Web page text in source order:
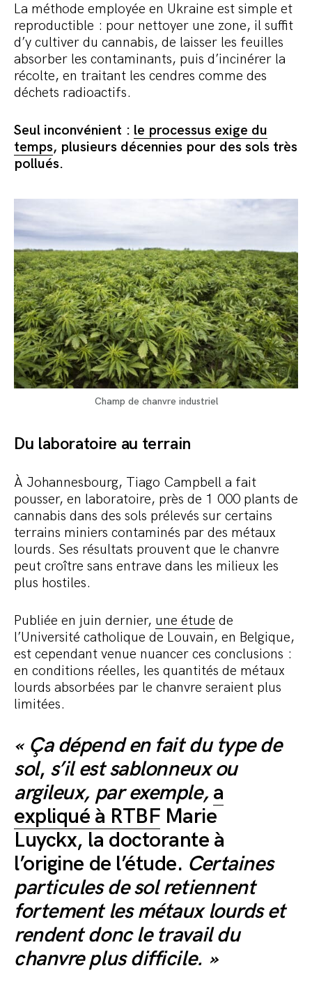
La méthode employée en Ukraine est simple et
reproductible : pour nettoyer une zone, il suffit
d’y cultiver du cannabis, de laisser les feuilles
absorber les contaminants, puis d’incinérer la
récolte, en traitant les cendres comme des
déchets radioactifs.
Seul inconvénient : le processus exige du
temps, plusieurs décennies pour des sols très
pollués.
Champ de chanvre industriel
Du laboratoire au terrain
À Johannesbourg, Tiago Campbell a fait
pousser, en laboratoire, près de 1 000 plants de
cannabis dans des sols prélevés sur certains
terrains miniers contaminés par des métaux
lourds. Ses résultats prouvent que le chanvre
peut croître sans entrave dans les milieux les
plus hostiles.
Publiée en juin dernier, une étude de
l’Université catholique de Louvain, en Belgique,
est cependant venue nuancer ces conclusions :
en conditions réelles, les quantités de métaux
lourds absorbées par le chanvre seraient plus
limitées.
« Ça dépend en fait du type de
sol, s’il est sablonneux ou
argileux, par exemple, a
expliqué à RTBF Marie
Luyckx, la doctorante à
l’origine de l’étude. Certaines
particules de sol retiennent
fortement les métaux lourds et
rendent donc le travail du
chanvre plus difficile. »